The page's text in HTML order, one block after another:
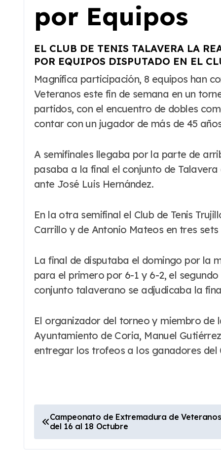
por Equipos
EL CLUB DE TENIS TALAVERA LA
POR EQUIPOS DISPUTADO EN EL
Magnífica participación, 8 equipos han competido en el Club de Tenis Cauria en el Campeonato de Extremadura por Equipos
Veteranos este fin de semana en un
partidos, con el encuentro de dobles
contar con un jugador de más de 45
A semifinales llegaba por la parte de
pasaba a la final el conjunto de
ante José Luis Hernández.
En la otra semifinal el Club de Tenis
Carrillo y de Antonio Mateos en tres
La final de disputaba el domingo por la
para el primero por 6-1 y 6-2, el
conjunto talaverano se adjudicaba la
El organizador del torneo y miembro de
Ayuntamiento de Coria, Manuel
entregar los trofeos a los ganadores
N
a
Campeonato de Extremadura de Veteranos
del 16 al 18 Octubre